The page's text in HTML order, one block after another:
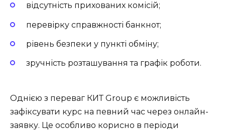
відсутність прихованих комісій;
перевірку справжності банкнот;
рівень безпеки у пункті обміну;
зручність розташування та графік роботи.
Однією з переваг КИТ Group є можливість
зафіксувати курс на певний час через онлайн-
заявку. Це особливо корисно в періоди